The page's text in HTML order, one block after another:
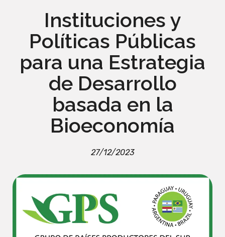
Instituciones y
Políticas Públicas
para una Estrategia
de Desarrollo
basada en la
Bioeconomía
27/12/2023